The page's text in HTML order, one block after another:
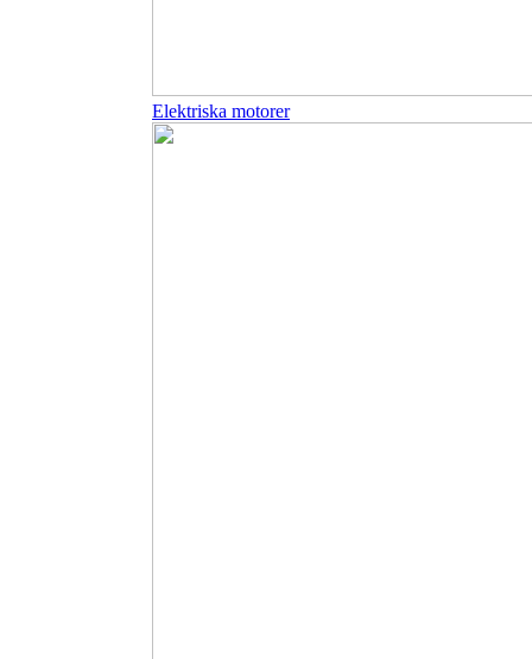
Elektriska motorer